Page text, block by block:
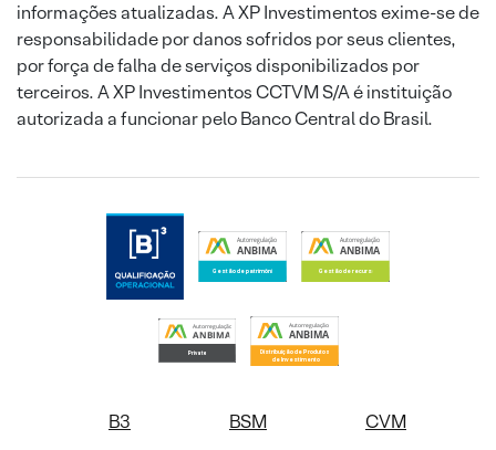
informações atualizadas. A XP Investimentos exime-se de
responsabilidade por danos sofridos por seus clientes,
por força de falha de serviços disponibilizados por
terceiros. A XP Investimentos CCTVM S/A é instituição
autorizada a funcionar pelo Banco Central do Brasil.
B3 BSM CVM